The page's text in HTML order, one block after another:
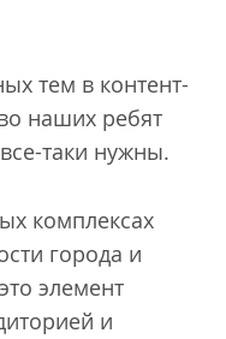
тем в контент-
наших ребят
таки нужны.
комплексах
города и
элемент
и